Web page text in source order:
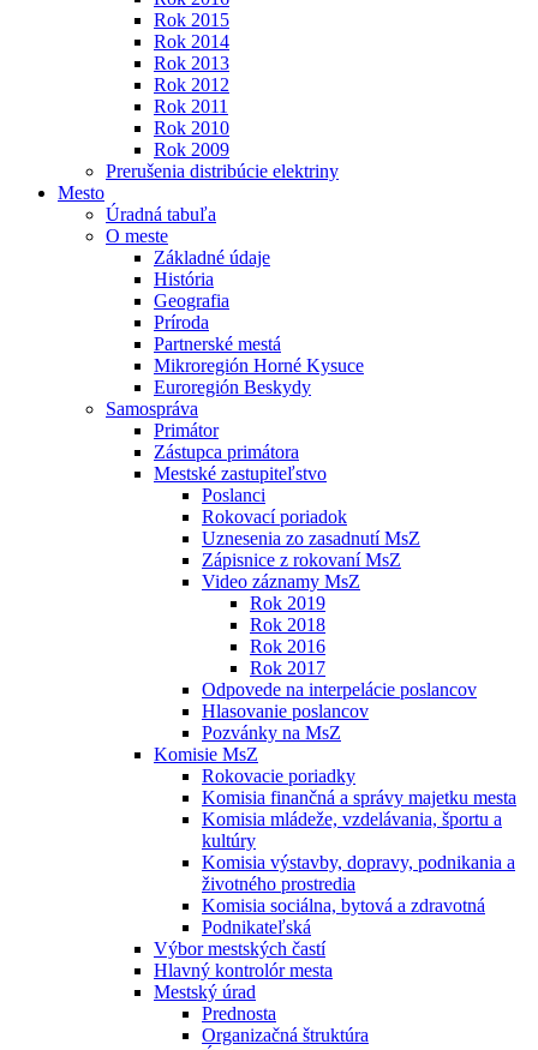
Rok 2015
Rok 2014
Rok 2013
Rok 2012
Rok 2011
Rok 2010
Rok 2009
Prerušenia distribúcie elektriny
Mesto
Úradná tabuľa
O meste
Základné údaje
História
Geografia
Príroda
Partnerské mestá
Mikroregión Horné Kysuce
Euroregión Beskydy
Samospráva
Primátor
Zástupca primátora
Mestské zastupiteľstvo
Poslanci
Rokovací poriadok
Uznesenia zo zasadnutí MsZ
Zápisnice z rokovaní MsZ
Video záznamy MsZ
Rok 2019
Rok 2018
Rok 2016
Rok 2017
Odpovede na interpelácie poslancov
Hlasovanie poslancov
Pozvánky na MsZ
Komisie MsZ
Rokovacie poriadky
Komisia finančná a správy majetku mesta
Komisia mládeže, vzdelávania, športu a
kultúry
Komisia výstavby, dopravy, podnikania a
životného prostredia
Komisia sociálna, bytová a zdravotná
Podnikateľská
Výbor mestských častí
Hlavný kontrolór mesta
Mestský úrad
Prednosta
Organizačná štruktúra